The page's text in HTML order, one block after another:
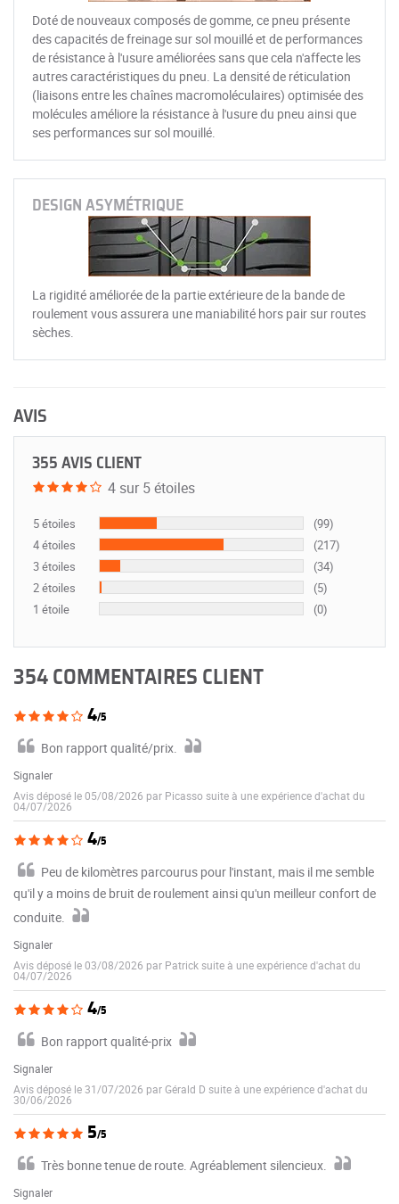
Doté de nouveaux composés de gomme, ce pneu présente
des capacités de freinage sur sol mouillé et de performances
de résistance à l'usure améliorées sans que cela n'affecte les
autres caractéristiques du pneu. La densité de réticulation
(liaisons entre les chaînes macromoléculaires) optimisée des
molécules améliore la résistance à l'usure du pneu ainsi que
ses performances sur sol mouillé.
DESIGN ASYMÉTRIQUE
La rigidité améliorée de la partie extérieure de la bande de
roulement vous assurera une maniabilité hors pair sur routes
sèches.
AVIS
355 AVIS CLIENT
4 sur 5 étoiles
5 étoiles
(99)
4 étoiles
(217)
3 étoiles
(34)
2 étoiles
(5)
1 étoile
(0)
354 COMMENTAIRES CLIENT
4/5
Bon rapport qualité/prix.
Signaler
Avis déposé le 05/08/2026 par Picasso suite à une expérience d'achat du
04/07/2026
4/5
Peu de kilomètres parcourus pour l'instant, mais il me semble
qu'il y a moins de bruit de roulement ainsi qu'un meilleur confort de
conduite.
Signaler
Avis déposé le 03/08/2026 par Patrick suite à une expérience d'achat du
04/07/2026
4/5
Bon rapport qualité-prix
Signaler
Avis déposé le 31/07/2026 par Gérald D suite à une expérience d'achat du
30/06/2026
5/5
Très bonne tenue de route. Agréablement silencieux.
Signaler